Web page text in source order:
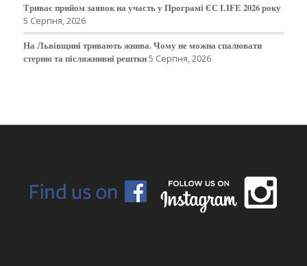
Триває прийом заявок на участь у Програмі ЄС LIFE 2026 року
5 Серпня, 2026
На Львівщині тривають жнива. Чому не можна спалювати
стерню та післяжнивні рештки5 Серпня, 2026